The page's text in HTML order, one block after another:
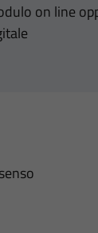
on line